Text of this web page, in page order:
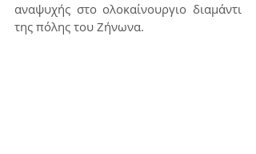
αναψυχής στο ολοκαίνουργιο διαμάντι
της πόλης του Ζήνωνα.